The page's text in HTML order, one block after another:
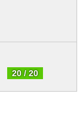
20 / 20